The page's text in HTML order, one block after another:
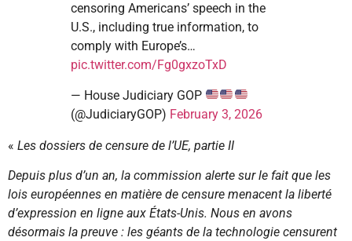
censoring Americans’ speech in the
U.S., including true information, to
comply with Europe’s…
pic.twitter.com/Fg0gxzoTxD
— House Judiciary GOP
(@JudiciaryGOP) February 3, 2026
« Les dossiers de censure de l’UE, partie II
Depuis plus d’un an, la commission alerte sur le fait que les
lois européennes en matière de censure menacent la liberté
d’expression en ligne aux États-Unis. Nous en avons
désormais la preuve : les géants de la technologie censurent